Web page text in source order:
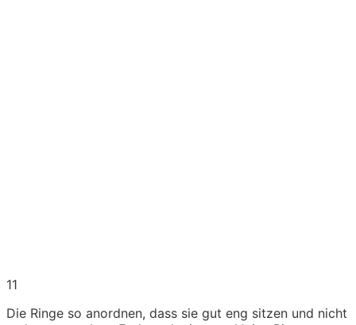
11
Die Ringe so anordnen, dass sie gut eng sitzen und nicht